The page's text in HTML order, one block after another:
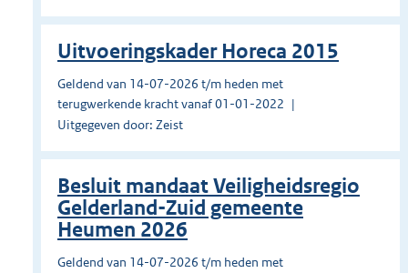
Uitvoeringskader Horeca 2015
Geldend van 14-07-2026 t/m heden met
terugwerkende kracht vanaf 01-01-2022
Uitgegeven door: Zeist
Besluit mandaat Veiligheidsregio
Gelderland-Zuid gemeente
Heumen 2026
Geldend van 14-07-2026 t/m heden met